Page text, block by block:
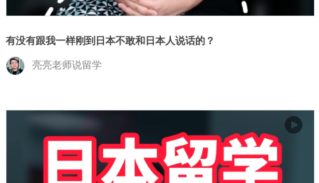
有没有跟我一样刚到日本不敢和日本人说话的？
亮亮老师说留学